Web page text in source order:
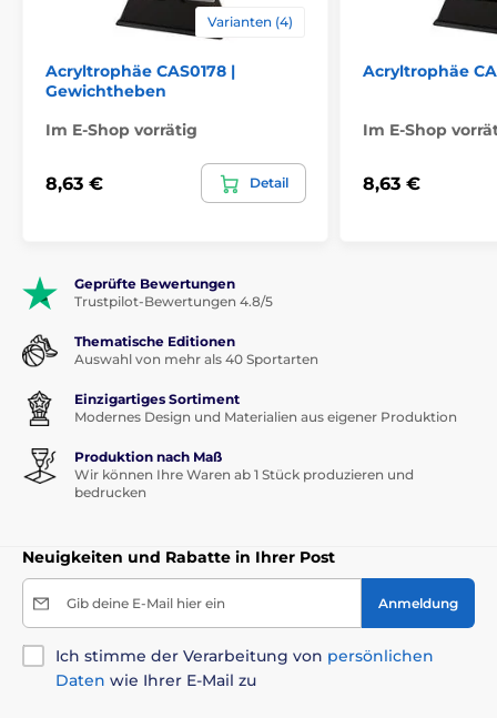
Varianten (4)
Acryltrophäe CAS0178 |
Gewichtheben
Im E-Shop vorrätig
8,63 € Detail
Acryltrophäe
Im E-Shop
8,63 €
Geprüfte Bewertungen
Trustpilot-Bewertungen 4.8/5
Thematische Editionen
Auswahl von mehr als 40 Sportarten
Einzigartiges Sortiment
Modernes Design und Materialien aus eigener Produktion
Produktion nach Maß
Wir können Ihre Waren ab 1 Stück produzieren und
bedrucken
Neuigkeiten und Rabatte in Ihrer Post
Gib deine E-Mail hier ein Anmeldung
Ich stimme der Verarbeitung von persönlichen
Daten wie Ihrer E-Mail zu